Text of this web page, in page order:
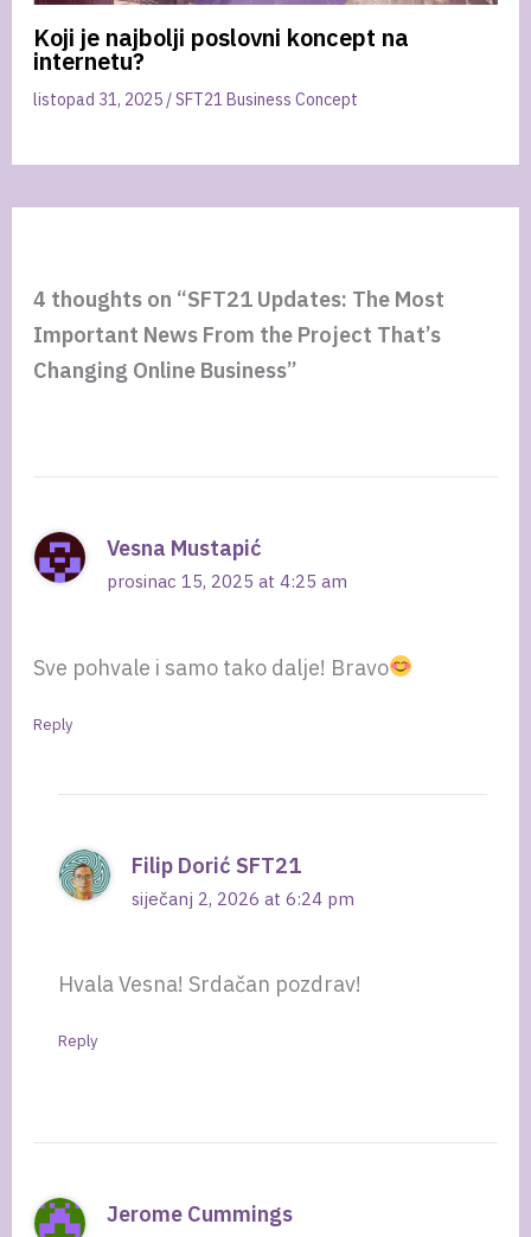
Koji je najbolji poslovni koncept na
internetu?
listopad 31, 2025 /SFT21 Business Concept
4 thoughts on “SFT21 Updates: The Most
Important News From the Project That’s
Changing Online Business”
Vesna Mustapić
prosinac 15, 2025 at 4:25 am
Sve pohvale i samo tako dalje! Bravo
Reply
Filip Dorić SFT21
siječanj 2, 2026 at 6:24 pm
Hvala Vesna! Srdačan pozdrav!
Reply
Jerome Cummings